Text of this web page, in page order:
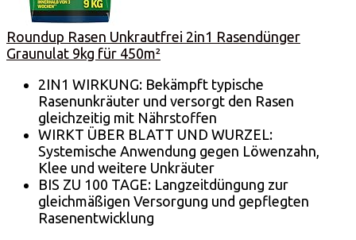
Roundup Rasen Unkrautfrei 2in1 Rasendünger
Graunulat 9kg für 450m²
2IN1 WIRKUNG: Bekämpft typische
Rasenunkräuter und versorgt den Rasen
gleichzeitig mit Nährstoffen
WIRKT ÜBER BLATT UND WURZEL:
Systemische Anwendung gegen Löwenzahn,
Klee und weitere Unkräuter
BIS ZU 100 TAGE: Langzeitdüngung zur
gleichmäßigen Versorgung und gepflegten
Rasenentwicklung